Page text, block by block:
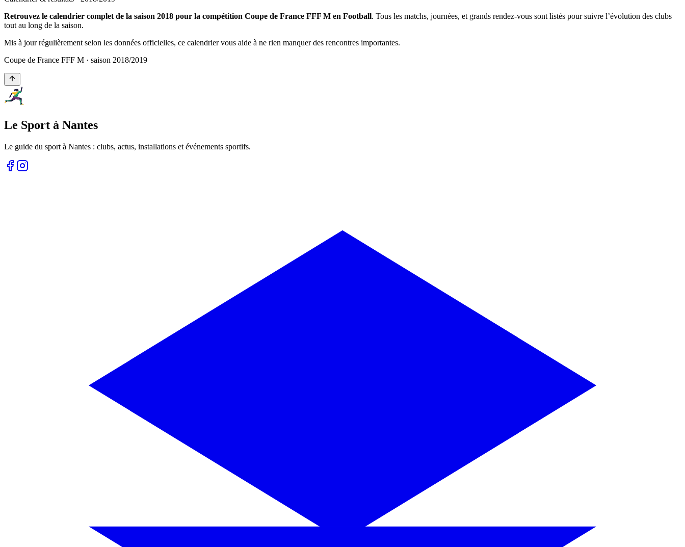
Retrouvez le calendrier complet de la saison 2018 pour la compétition Coupe de France FFF M en Football. Tous les matchs, journées, et grands rendez-vous sont listés pour suivre l’évolution des clubs
tout au long de la saison.
Mis à jour régulièrement selon les données officielles, ce calendrier vous aide à ne rien manquer des rencontres importantes.
Coupe de France FFF M · saison 2018/2019
Le Sport à Nantes
Le guide du sport à Nantes : clubs, actus, installations et événements sportifs.